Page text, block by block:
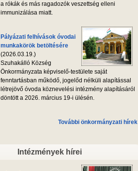
a rókák és más ragadozók veszettség elleni
immunizálása miatt.
Pályázati felhívások óvodai
munkakörök betöltésére
(2026.03.19.)
Szuhakálló Község
Önkormányzata képviselő-testülete saját
fenntartásban működő, jogelőd nélküli alapítással
létrejövő óvoda köznevelési intézmény alapításáról
döntött a 2026. március 19-i ülésén.
További önkormányzati hírek
Intézmények hírei